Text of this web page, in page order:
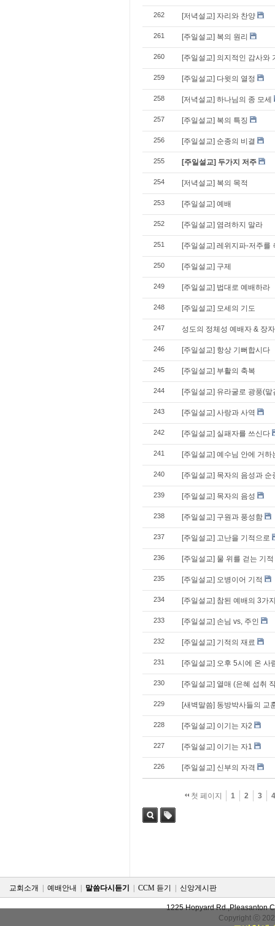
262 [저녁설교] 자리와 찬양
261 [주일설교] 복의 원리
260 [주일설교] 의지적인 감사와
259 [주일설교] 다윗의 열정
258 [저녁설교] 하나님의 종 모세
257 [주일설교] 복의 특징
256 [주일설교] 순종의 비결
255 [주일설교] 두가지 저주
254 [저녁설교] 복의 목적
253 [주일설교] 예배
252 [주일설교] 염려하지 말라
251 [주일설교] 레위지파-저주를
250 [주일설교] 구제
249 [주일설교] 법대로 예배하라
248 [주일설교] 모세의 기도
247 성도의 정체성 예배자 & 장자
246 [주일설교] 항상 기뻐합시다
245 [주일설교] 부활의 축복
244 [주일설교] 유라굴로 광풍(
243 [주일설교] 사랑과 사역
242 [주일설교] 실패자를 쓰신다
241 [주일설교] 예수님 안에 거하
240 [주일설교] 목자의 음성과 순
239 [주일설교] 목자의 음성
238 [주일설교] 구원과 풍성함
237 [주일설교] 고난을 기적으로
236 [주일설교] 물 위를 걷는 기적
235 [주일설교] 오병이어 기적
234 [주일설교] 참된 예배의 3가
233 [주일설교] 손님 vs, 주인
232 [주일설교] 기적의 재료
231 [주일설교] 오후 5시에 온 사
230 [주일설교] 열매 (은혜 섭취
229 [새벽말씀] 동방박사들의 교
228 [주일설교] 이기는 자2
227 [주일설교] 이기는 자1
226 [주일설교] 신부의 자격
첫 페이지 1 2 3
교회소개 예배안내 말씀다시듣기 CCM 듣기 신앙게시판
1225 Hopyard Rd.,Pleasanton
Copyright ⓒ